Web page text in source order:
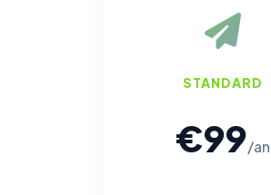
STANDARD
€99/an